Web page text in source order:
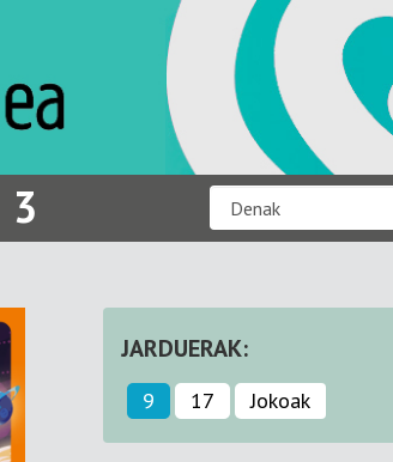
3
JARDUERAK:
9 17 Jokoak